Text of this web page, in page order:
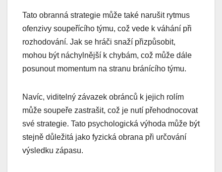
Tato obranná strategie může také narušit rytmus
ofenzivy soupeřícího týmu, což vede k váhání při
rozhodování. Jak se hráči snaží přizpůsobit,
mohou být náchylnější k chybám, což může dále
posunout momentum na stranu bránícího týmu.
Navíc, viditelný závazek obránců k jejich rolím
může soupeře zastrašit, což je nutí přehodnocovat
své strategie. Tato psychologická výhoda může být
stejně důležitá jako fyzická obrana při určování
výsledku zápasu.